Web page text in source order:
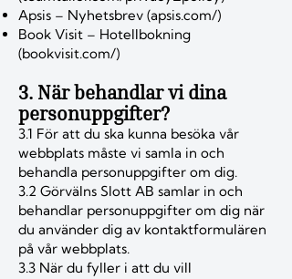
Apsis – Nyhetsbrev (apsis.com/)
Book Visit – Hotellbokning
(bookvisit.com/)
3. När behandlar vi dina
personuppgifter?
3.1 För att du ska kunna besöka vår
webbplats måste vi samla in och
behandla personuppgifter om dig.
3.2 Görvälns Slott AB samlar in och
behandlar personuppgifter om dig när
du använder dig av kontaktformulären
på vår webbplats.
3.3 När du fyller i att du vill